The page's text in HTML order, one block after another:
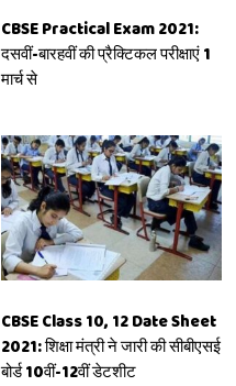
CBSE Practical Exam 2021:
दसवीं-बारहवीं की प्रैक्टिकल परीक्षाएं 1
मार्च से
CBSE Class 10, 12 Date Sheet
2021: शिक्षा मंत्री ने जारी की सीबीएसई
बोर्ड 10वीं-12वीं डेटशीट